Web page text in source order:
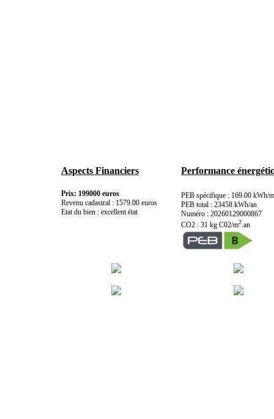
Aspects Financiers
Prix: 199000 euros
Revenu cadastral : 1579.00 euros
Etat du bien : excellent état
Performance
PEB spécifique : 169.00 kWh/m
PEB total : 23458 kWh/an
Numéro : 20260129000867
CO2 : 31 kg C02/m2.an